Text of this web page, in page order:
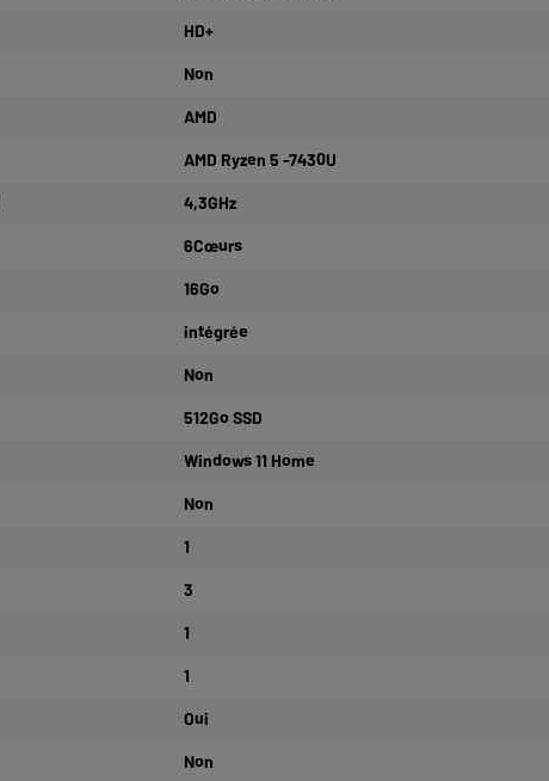
HD+
Non
AMD
AMD Ryzen 5 -7430U
4,3GHz
6Cœurs
16Go
intégrée
Non
512Go SSD
Windows 11 Home
Non
1
3
1
1
Oui
Non